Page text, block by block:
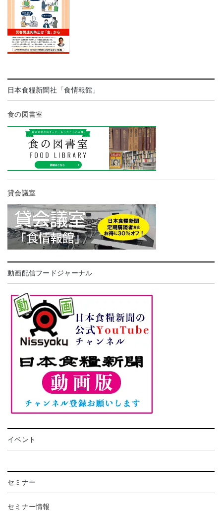
日本食糧新聞社「食情報館」
食の図書室
貸会議室
動画配信フードジャーナル
イベント
セミナー
セミナー情報